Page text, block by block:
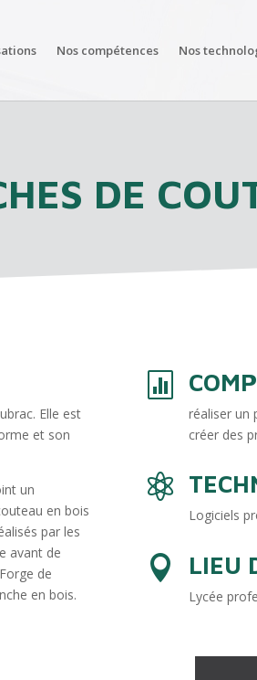
Nos compétences Nos
DE
Elle est
et son
un
en bois
par les
avant de
de
en bois.

réaliser un
créer des

Logiciels
 LIEU
Lycée